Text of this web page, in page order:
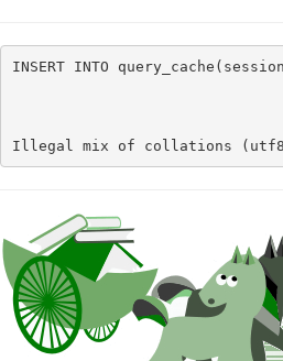
INSERT INTO
Illegal mix of collations